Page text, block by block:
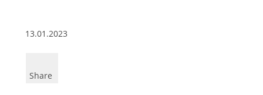
13.01.2023
Share